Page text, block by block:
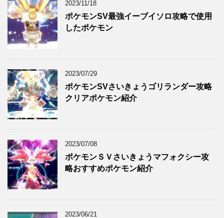
2023/11/18
ポケモンSV最強イーブイソロ攻略で使用
したポケモン
2023/07/29
ポケモンSVさいきょうゴリランダー攻略
クリアポケモン紹介
2023/07/08
ポケモンＳＶさいきょうマフォクシー攻
略おすすめポケモン紹介
2023/06/21